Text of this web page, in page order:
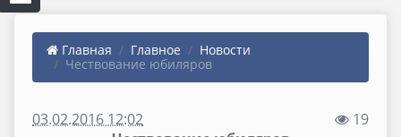
Главная Главное
Новости
Чествование юбиляров
03.02.2016 12:02
19